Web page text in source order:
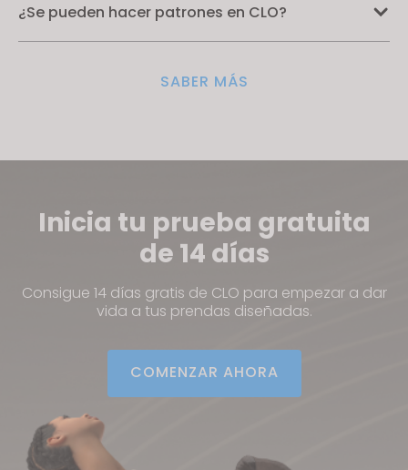
¿Se pueden hacer patrones en CLO?
SABER MÁS
Inicia tu prueba gratuita
de 14 días
Consigue 14 días gratis de CLO para empezar a dar
vida a tus prendas diseñadas.
COMENZAR AHORA